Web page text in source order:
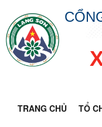
TRANG CHỦ TỔ